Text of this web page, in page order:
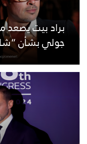
براد بيت يصعد
جولي بشأن